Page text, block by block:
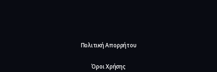
Πολιτική Απορρήτου
Όροι Χρήσης